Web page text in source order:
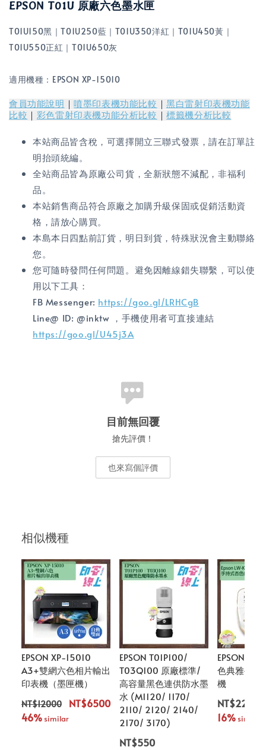
EPSON T01U 原廠六色墨水匣
T01U150黑｜T01U250藍｜T01U350洋紅｜T01U450黃｜
T01U550正紅｜T01U650灰
適用機種：EPSON XP-15010
會員功能說明 ｜噴墨印表機功能比較 ｜黑白雷射印表機功能
比較 ｜ 彩色雷射印表機功能分析比較 ｜標籤機分析比較
本站商品皆含稅，可選擇開立三聯式發票，請在訂單註
明抬頭統編。
全站商品皆為原廠公司貨，全新狀態不減配，非福利
品。
本站銷售商品符合原廠之加購升級保固或促銷活動資
格，請放心購買。
本島本日四點前訂貨，明日到貨，特殊狀況會主動聯絡
您。
您可隨時發問任何問題。避免因離線錯失聯繫，可以使
用以下工具：
FB Messenger: https://goo.gl/LRHCgB
Line@ ID: @inktw ，手機使用者可直接連結
https://goo.gl/U45j3A
目前無回覆
搶先評價！
也來寫個評價
相似機種
EPSON XP-15010
A3+雙網六色相片輸出
印表機（墨匣機）
NT$12000
NT$6500
46% similar
EPSON T01P100/
T03Q100 原廠標準/
高容量黑色連供防水墨
水 (M1120/ 1170/
2110/ 2120/ 2140/
2170/ 3170)
NT$550
EPSON
色典雅手持
機
NT$2290
16% similar